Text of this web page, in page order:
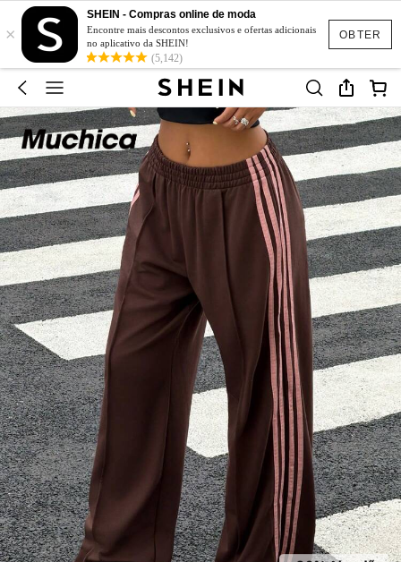
OBTER
×
SHEIN - Compras online de moda
Encontre mais descontos exclusivos e ofertas adicionais
no aplicativo da SHEIN!
(5,142)